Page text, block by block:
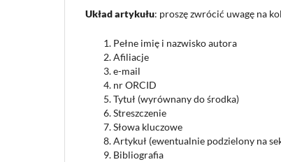
Układ artykułu: proszę zwrócić uwagę na
Pełne imię i nazwisko autora
Afiliacje
e-mail
nr ORCID
Tytuł (wyrównany do środka)
Streszczenie
Słowa kluczowe
Artykuł (ewentualnie podzielony na
Bibliografia